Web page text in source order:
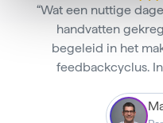
“Wat een nuttige
handvatten
begeleid in het
feedbackcyclus.